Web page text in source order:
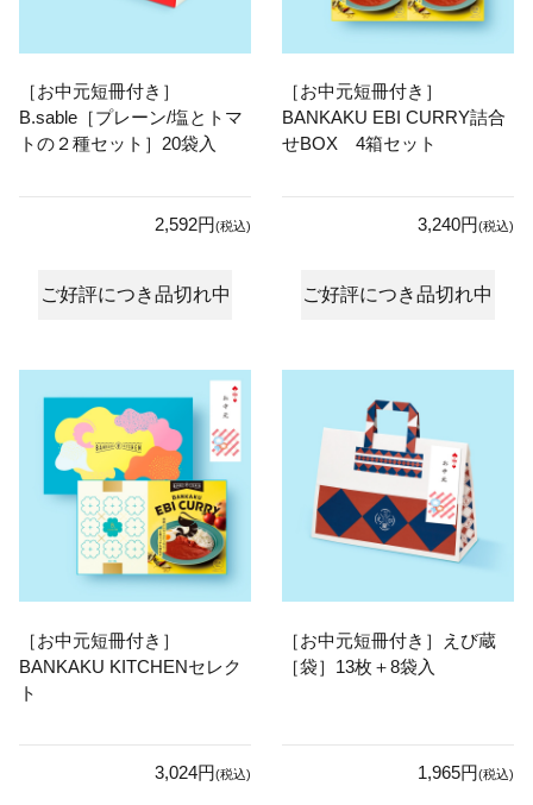
［お中元短冊付き］
B.sable［プレーン/塩とトマ
トの２種セット］20袋入
2,592円(税込)
ご好評につき品切れ中
［お中元短冊付き］
BANKAKU EBI CURRY詰合
せBOX 4箱セット
3,240円(税込)
ご好評につき品切れ中
［お中元短冊付き］
BANKAKU KITCHENセレク
ト
3,024円(税込)
［お中元短冊付き］えび蔵
［袋］13枚＋8袋入
1,965円(税込)